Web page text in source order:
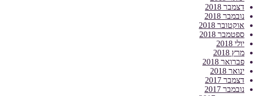
דצמבר 2018
נובמבר 2018
אוקטובר 2018
ספטמבר 2018
יולי 2018
מרץ 2018
פברואר 2018
ינואר 2018
דצמבר 2017
נובמבר 2017